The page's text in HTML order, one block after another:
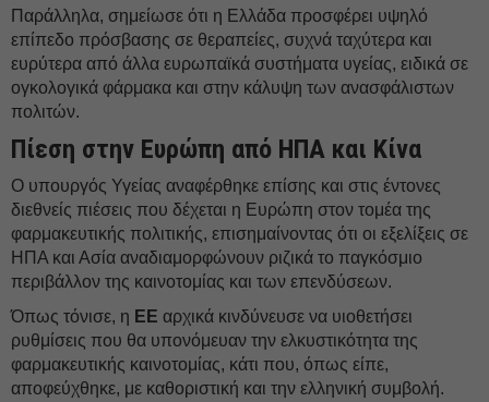
Παράλληλα, σημείωσε ότι η Ελλάδα προσφέρει υψηλό
επίπεδο πρόσβασης σε θεραπείες, συχνά ταχύτερα και
ευρύτερα από άλλα ευρωπαϊκά συστήματα υγείας, ειδικά σε
ογκολογικά φάρμακα και στην κάλυψη των ανασφάλιστων
πολιτών.
Πίεση στην Ευρώπη από ΗΠΑ και Κίνα
Ο υπουργός Υγείας αναφέρθηκε επίσης και στις έντονες
διεθνείς πιέσεις που δέχεται η Ευρώπη στον τομέα της
φαρμακευτικής πολιτικής, επισημαίνοντας ότι οι εξελίξεις σε
ΗΠΑ και Ασία αναδιαμορφώνουν ριζικά το παγκόσμιο
περιβάλλον της καινοτομίας και των επενδύσεων.
Όπως τόνισε, η ΕΕ αρχικά κινδύνευσε να υιοθετήσει
ρυθμίσεις που θα υπονόμευαν την ελκυστικότητα της
φαρμακευτικής καινοτομίας, κάτι που, όπως είπε,
αποφεύχθηκε, με καθοριστική και την ελληνική συμβολή.